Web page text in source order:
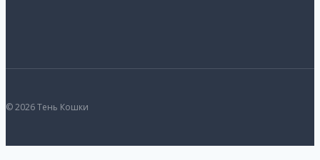
© 2026 Тень Кошки